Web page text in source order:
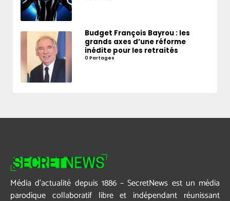
Budget François Bayrou : les
grands axes d’une réforme
inédite pour les retraités
0 Partages
Média d’actualité depuis 1886 – SecretNews est un média
parodique collaboratif libre et indépendant réunissant